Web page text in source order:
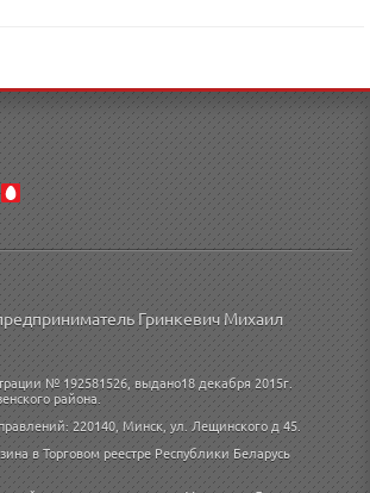
Гринкевич Михаил
№ 192581526, выдано18 декабря 2015г.
района.
220140, Минск, ул. Лещинского д 45.
в Торговом реестре Республики Беларусь